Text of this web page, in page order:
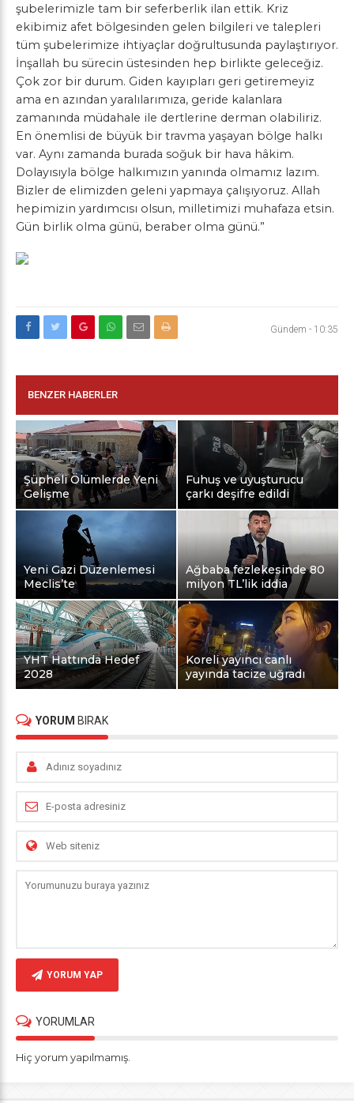
şubelerimizle tam bir seferberlik ilan ettik. Kriz
ekibimiz afet bölgesinden gelen bilgileri ve talepleri
tüm şubelerimize ihtiyaçlar doğrultusunda paylaştırıyor.
İnşallah bu sürecin üstesinden hep birlikte geleceğiz.
Çok zor bir durum. Giden kayıpları geri getiremeyiz
ama en azından yaralılarımıza, geride kalanlara
zamanında müdahale ile dertlerine derman olabiliriz.
En önemlisi de büyük bir travma yaşayan bölge halkı
var. Aynı zamanda burada soğuk bir hava hâkim.
Dolayısıyla bölge halkımızın yanında olmamız lazım.
Bizler de elimizden geleni yapmaya çalışıyoruz. Allah
hepimizin yardımcısı olsun, milletimizi muhafaza etsin.
Gün birlik olma günü, beraber olma günü.”
Gündem - 10:35
BENZER HABERLER
Şüpheli Ölümlerde Yeni
Gelişme
Fuhuş ve uyuşturucu
çarkı deşifre edildi
Yeni Gazi Düzenlemesi
Meclis’te
Ağbaba fezlekesinde 80
milyon TL’lik iddia
YHT Hattında Hedef
2028
Koreli yayıncı canlı
yayında tacize uğradı
YORUM BIRAK
YORUM YAP
YORUMLAR
Hiç yorum yapılmamış.